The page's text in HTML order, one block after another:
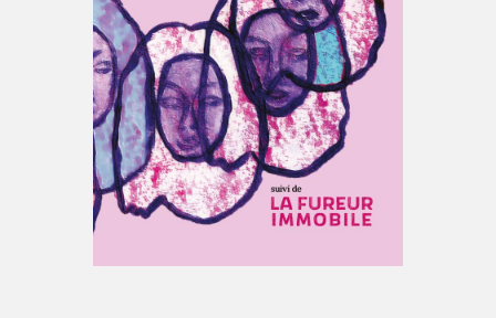
Espace enseignant·e·s
Espace pro